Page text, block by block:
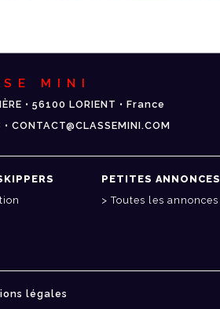
MINI
• 56100 LORIENT • France
CONTACT@CLASSEMINI.COM
PETITES ANNONCES
Toutes les annonces
légales